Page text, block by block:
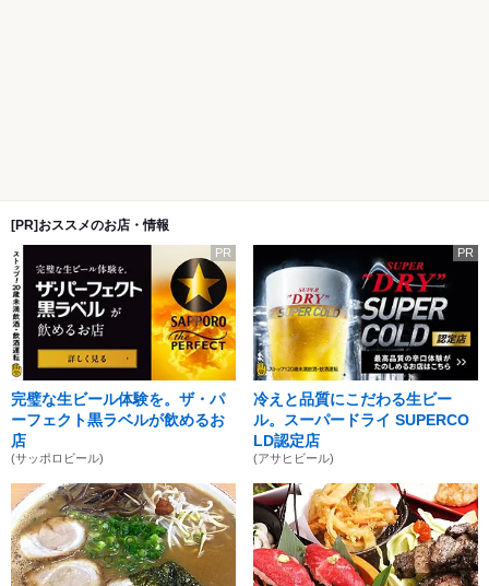
[PR]おススメのお店・情報
PR
完璧な生ビール体験を。ザ・パ
ーフェクト黒ラベルが飲めるお
店
(サッポロビール)
PR
冷えと品質にこだわる生ビー
ル。スーパードライ SUPERCO
LD認定店
(アサヒビール)